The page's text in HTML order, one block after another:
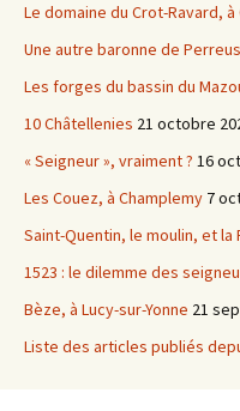
Le domaine du Crot-Ravard,
Une autre baronne de
Les forges du bassin du
10 Châtellenies 21 octobre
« Seigneur », vraiment ? 16
Les Couez, à Champlemy 7
Saint-Quentin, le moulin, et
1523 : le dilemme des
Bèze, à Lucy-sur-Yonne 21
Liste des articles publiés